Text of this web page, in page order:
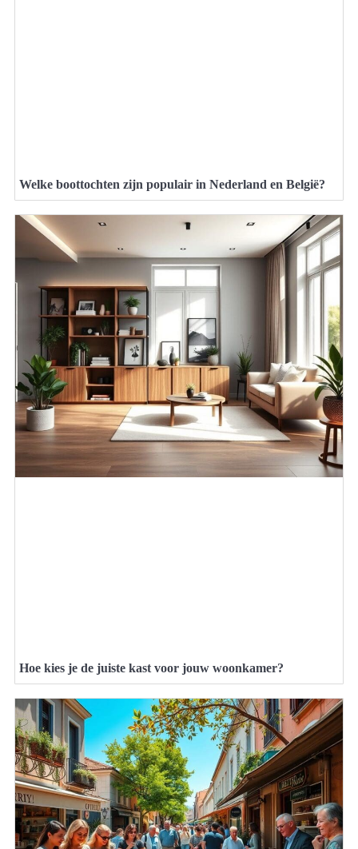
Welke boottochten zijn populair in Nederland en België?
Hoe kies je de juiste kast voor jouw woonkamer?